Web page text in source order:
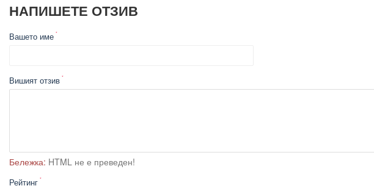
НАПИШЕТЕ ОТЗИВ
Вашето име
Вишият отзив
Бележка: HTML не е преведен!
Рейтинг